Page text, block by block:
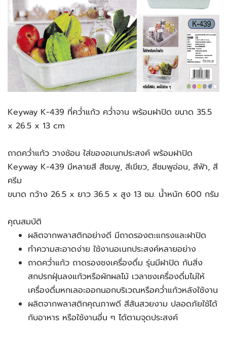
Keyway K-439 ที่คว่ำแก้ว คว่ำจาน พร้อมฝาปิด ขนาด 35.5
x 26.5 x 13 cm
ถาดคว่ำแก้ว วางช้อน ใส่ของอเนกประสงค์ พร้อมฝาปิด
Keyway K-439 มีหลายสี สีชมพู, สีเขียว, สีชมพูอ่อน, สีฟ้า, สี
ครีม
ขนาด กว้าง 26.5 x ยาว 36.5 x สูง 13 ซม. น้ำหนัก 600 กรัม
คุณสมบัติ
ผลิตจากพลาสติกอย่างดี มีถาดรองตะแกรงและฝาปิด
ทำความสะอาดง่าย ใช้งานอเนกประสงค์หลายอย่าง
ถาดคว่ำแก้ว ถาดรองชงเครื่องดื่ม รุ่นมีฝาปิด กันสิ่ง
สกปรกฝุ่นลงแก้วหรือผักผลไม้ เวลาชงเครื่องดื่มไม่ให้
เครื่องดื่มหกเลอะออกนอกบริเวณหรือคว่ำแก้วหลังใช้งาน
ผลิตจากพลาสติกคุณภาพดี สีสันสวยงาม ปลอดภัยใช้ได้
กับอาหาร หรือใช้งานอื่น ๆ ได้ตามจุดประสงค์